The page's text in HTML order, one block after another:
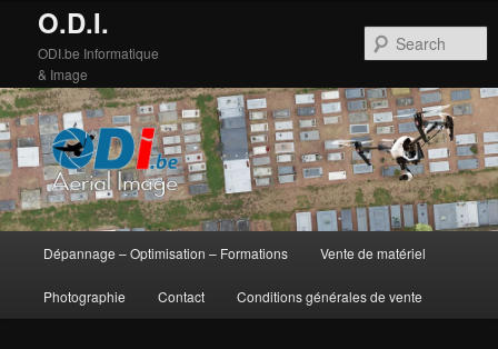
O.D.I.
ODI.be Informatique
& Image
Skip
to
Skip
to
Dépannage – Optimisation – Formations Vente de matériel
Photographie Contact Conditions générales de vente